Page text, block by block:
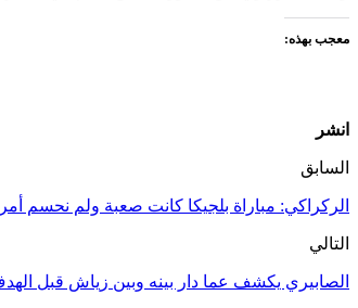
معجب بهذه:
انشر
السابق
الركراكي: مباراة بلجيكا كانت صعبة ولم نحسم أمر
التالي
الصابيري يكشف عما دار بينه وبين زياش قبل